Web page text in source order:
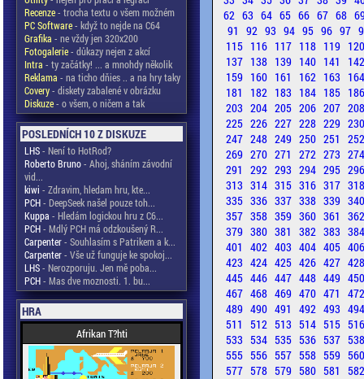
Recenze- trocha textu o všem možném
PC Software- když to nejde na C64
Grafika - ne vždy jen 320x200
Fotogalerie- důkazy nejen z akcí
Intra - ty začátky! ... a mnohdy několik
Reklama - na ticho dňies .. a na hry taky
Covery- diskety zabalené v obrázku
Diskuze- o všem, o ničem a tak
POSLEDNÍCH 10 Z DISKUZE
LHS- Není to HotRod?
Roberto Bruno- Ahoj, sháním závodní
vid...
kiwi - Zdravim, hledam hru, kte...
PCH- DeepSeek našel pouze toh...
Kuppa - Hledám logickou hru z C6...
PCH- Mdlý PCH má odzkoušený R...
Carpenter- Souhlasím s Patrikem a k...
Carpenter- Vše už funguje ke spokoj...
LHS- Nerozporuju. Jen mě poba...
PCH- Mas dve moznosti. 1. bu...
HRA
Afrikan T?hti
62 63 64 65 66 67 68
91 92 93 94 95 96 97
115 116 117 118 119
137 138 139 140 141
159 160 161 162 163
181
182 183 184 185
203 204 205 206 207
225 226 227 228 229
247 248 249 250 251
269 270 271 272 273
291 292 293 294 295
313 314 315 316 317
335 336 337 338 339
357 358 359 360 361
379 380 381 382 383
401 402 403 404 405
423 424 425 426 427
445 446 447 448 449
467 468 469 470 471
489 490 491 492 493
511 512 513 514 515
533 534 535 536 537
555 556 557 558 559
577 578 579 580 581